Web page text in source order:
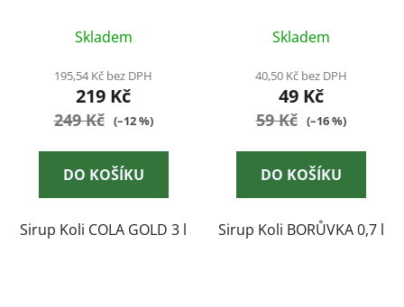
Skladem
195,54 Kč bez DPH
219 Kč
249 Kč (–12 %)
DO KOŠÍKU
Sirup Koli COLA GOLD 3 l
Skladem
40,50 Kč bez DPH
49 Kč
59 Kč (–16 %)
DO KOŠÍKU
Sirup Koli BORŮVKA 0,7 l